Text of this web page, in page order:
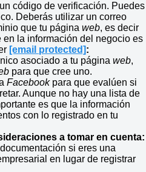
código de verificación. Puedes
Deberás utilizar un correo
que tu página web, es decir
la información del negocio es
[email protected]:
asociado a tu página web,
para que cree uno.
Facebook para que evalúen si
Aunque no hay una lista de
es que la información
con lo registrado en tu
a tomar en cuenta:
si eres una
en lugar de registrar